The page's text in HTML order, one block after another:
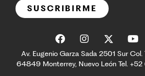
SUSCRIBIRME
Av. Eugenio Garza Sada 2501 Sur Col.
64849 Monterrey, Nuevo León Tel.